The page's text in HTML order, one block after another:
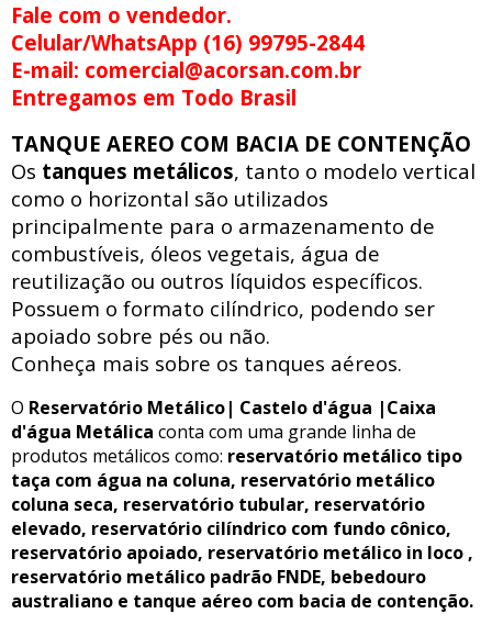
Fale com o vendedor.
Celular/WhatsApp (16) 99795-2844
E-mail: comercial@acorsan.com.br
Entregamos em Todo Brasil
TANQUE AEREO COM BACIA DE CONTENÇÃO
Os tanques metálicos, tanto o modelo vertical
como o horizontal são utilizados
principalmente para o armazenamento de
combustíveis, óleos vegetais, água de
reutilização ou outros líquidos específicos.
Possuem o formato cilíndrico, podendo ser
apoiado sobre pés ou não.
Conheça mais sobre os tanques aéreos.
O Reservatório Metálico| Castelo d'água |Caixa
d'água Metálica conta com uma grande linha de
produtos metálicos como: reservatório metálico tipo
taça com água na coluna, reservatório metálico
coluna seca, reservatório tubular, reservatório
elevado, reservatório cilíndrico com fundo cônico,
reservatório apoiado, reservatório metálico in loco ,
reservatório metálico padrão FNDE, bebedouro
australiano e tanque aéreo com bacia de contenção.